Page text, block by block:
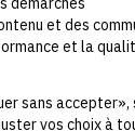
et des
et la
sans
vos choix à